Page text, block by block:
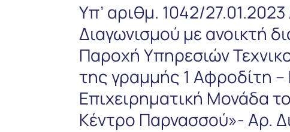
Υπ’ αριθμ. 1042/
Διαγωνισμού με ανοικτή
Παροχή Υπηρεσιών
της γραμμής 1 Αφροδίτη
Επιχειρηματική Μονάδα
Κέντρο Παρνασσού»- Αρ.